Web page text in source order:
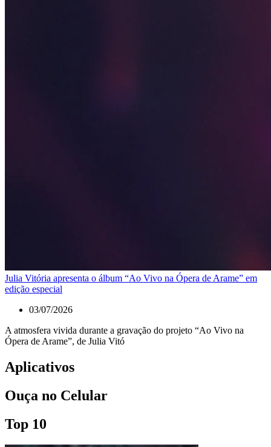
Julia Vitória apresenta o álbum “Ao Vivo na Ópera de Arame” em
edição especial
03/07/2026
A atmosfera vivida durante a gravação do projeto “Ao Vivo na
Ópera de Arame”, de Julia Vitó
Aplicativos
Ouça no Celular
Top 10